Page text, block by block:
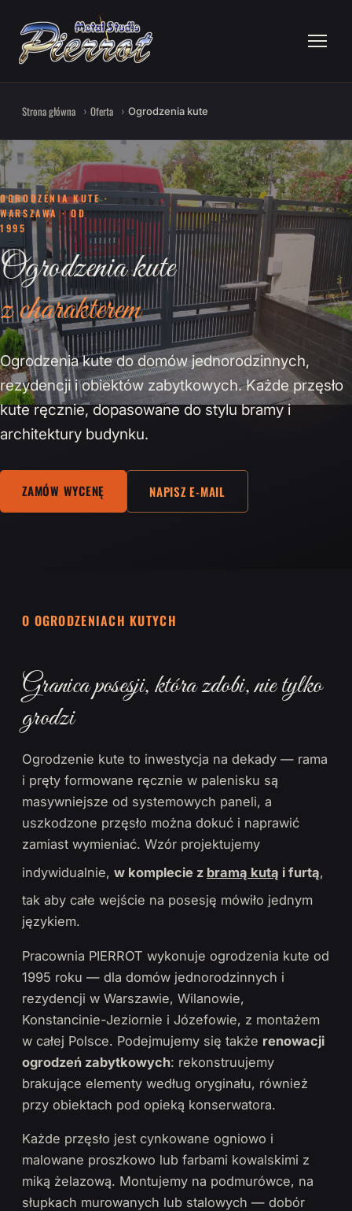
Strona główna Oferta Ogrodzenia kute
OGRODZENIA KUTE ·
WARSZAWA · OD
1995
Ogrodzenia kute
z charakterem
Ogrodzenia kute do domów jednorodzinnych,
rezydencji i obiektów zabytkowych. Każde przęsło
kute ręcznie, dopasowane do stylu bramy i
architektury budynku.
ZAMÓW WYCENĘ NAPISZ E-MAIL
O OGRODZENIACH KUTYCH
Granica posesji, która zdobi, nie tylko
grodzi
Ogrodzenie kute to inwestycja na dekady — rama
i pręty formowane ręcznie w palenisku są
masywniejsze od systemowych paneli, a
uszkodzone przęsło można dokuć i naprawić
zamiast wymieniać. Wzór projektujemy
indywidualnie, w komplecie z bramą kutą i furtą,
tak aby całe wejście na posesję mówiło jednym
językiem.
Pracownia PIERROT wykonuje ogrodzenia kute od
1995 roku — dla domów jednorodzinnych i
rezydencji w Warszawie, Wilanowie,
Konstancinie-Jeziornie i Józefowie, z montażem
w całej Polsce. Podejmujemy się także renowacji
ogrodzeń zabytkowych: rekonstruujemy
brakujące elementy według oryginału, również
przy obiektach pod opieką konserwatora.
Każde przęsło jest cynkowane ogniowo i
malowane proszkowo lub farbami kowalskimi z
miką żelazową. Montujemy na podmurówce, na
słupkach murowanych lub stalowych — dobór